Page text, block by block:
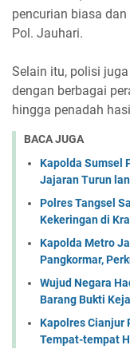
pencurian biasa dan
Pol. Jauhari.
Selain itu, polisi
dengan berbagai
hingga penadah
BACA JUGA
Kapolda Sumsel
Jajaran Turun
Polres Tangsel
Kekeringan di
Kapolda Metro
Pangkormar,
Wujud Negara
Barang Bukti
Kapolres Cianjur
Tempat-tempat